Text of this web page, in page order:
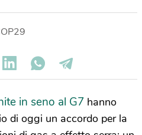
in seno al G7 hanno
di oggi un accordo per la